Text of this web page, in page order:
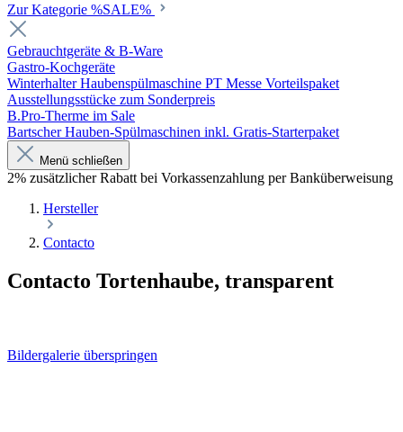
Zur Kategorie %SALE%
Gebrauchtgeräte & B-Ware
Gastro-Kochgeräte
Winterhalter Haubenspülmaschine PT Messe Vorteilspaket
Ausstellungsstücke zum Sonderpreis
B.Pro-Therme im Sale
Bartscher Hauben-Spülmaschinen inkl. Gratis-Starterpaket
Menü schließen
2% zusätzlicher Rabatt bei Vorkassenzahlung per Banküberweisung
Hersteller
Contacto
Contacto Tortenhaube, transparent
Bildergalerie überspringen